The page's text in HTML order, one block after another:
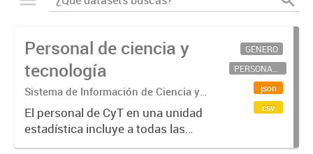
Personal de ciencia y
tecnología
Sistema de Información de Ciencia y
Tecnología Argentino (SICYTAR)
El personal de CyT en una unidad
estadística incluye a todas las
personas involucradas
GÉNERO
PERSONAL CIENTÍFICO-TECNOLÓGICO
json
csv